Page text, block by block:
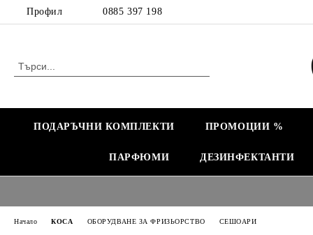
Профил 0885 397 198
ПОДАРЪЧНИ КОМПЛЕКТИ ПРОМОЦИИ %
ПАРФЮМИ ДЕЗИНФЕКТАНТИ
Начало КОСА ОБОРУДВАНЕ ЗА ФРИЗЬОРСТВО СЕШОАРИ